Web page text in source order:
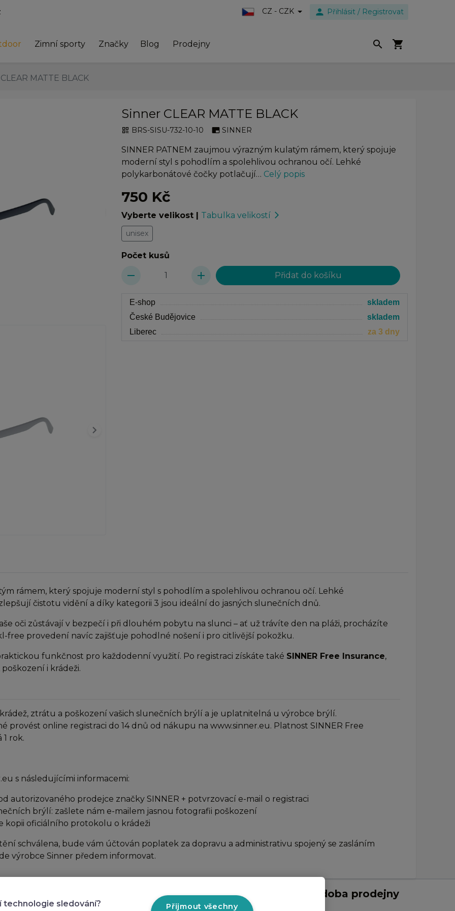
CZ - CZK person Přihlásit / Registrovat
Zimní sporty Značky Blog Prodejny search shopping_cart
MATTE BLACK
chevron_right
keyboard_arrow_right
Sinner CLEAR MATTE BLACK
qr_code BRS-SISU-732-10-10 branding_watermark SINNER
SINNER PATNEM zaujmou výrazným kulatým rámem, který spojuje
moderní styl s pohodlím a spolehlivou ochranou očí. Lehké
polykarbonátové čočky potlačují… Celý popis
750 Kč
Vyberte velikost | Tabulka velikostí arrow_forward_ios
unisex
Počet kusů
remove add
E-shop
skladem
České Budějovice
skladem
Liberec
za 3 dny
rámem, který spojuje moderní styl s pohodlím a spolehlivou ochranou očí. Lehké
čistotu vidění a díky kategorii 3 jsou ideální do jasných slunečních dnů.
oči zůstávají v bezpečí i při dlouhém pobytu na slunci – ať už trávíte den na pláži, procházíte
free provedení navíc zajišťuje pohodlné nošení i pro citlivější pokožku.
funkčnost pro každodenní využití. Po registraci získáte také SINNER Free Insurance,
i krádeži.
krádež, ztrátu a poškození vašich slunečních brýlí a je uplatnitelná u výrobce brýlí.
provést online registraci do 14 dnů od nákupu na www.sinner.eu. Platnost SINNER Free
rok.
s následujícími informacemi:
autorizovaného prodejce značky SINNER + potvrzovací e-mail o registraci
brýlí: zašlete nám e-mailem jasnou fotografii poškození
kopii oficiálního protokolu o krádeži
schválena, bude vám účtován poplatek za dopravu a administrativu spojený se zasláním
výrobce Sinner předem informovat.
Praktické odkazy
Otevírací doba prodejny
technologie sledování? Přijmout všechny